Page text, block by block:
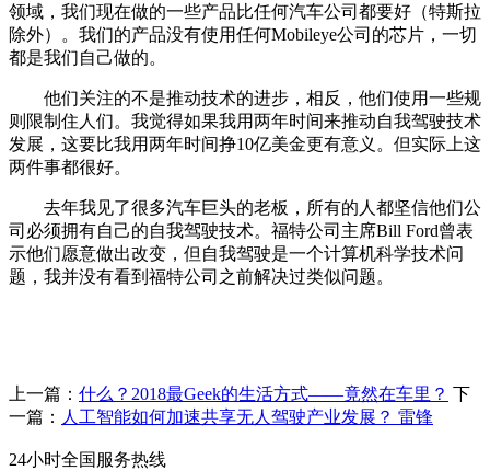
领域，我们现在做的一些产品比任何汽车公司都要好（特斯拉
除外）。我们的产品没有使用任何Mobileye公司的芯片，一切
都是我们自己做的。
他们关注的不是推动技术的进步，相反，他们使用一些规
则限制住人们。我觉得如果我用两年时间来推动自我驾驶技术
发展，这要比我用两年时间挣10亿美金更有意义。但实际上这
两件事都很好。
去年我见了很多汽车巨头的老板，所有的人都坚信他们公
司必须拥有自己的自我驾驶技术。福特公司主席Bill Ford曾表
示他们愿意做出改变，但自我驾驶是一个计算机科学技术问
题，我并没有看到福特公司之前解决过类似问题。
上一篇： 什么？2018最Geek的生活方式——竟然在车里？ 下
一篇： 人工智能如何加速共享无人驾驶产业发展？ 雷锋
24小时全国服务热线